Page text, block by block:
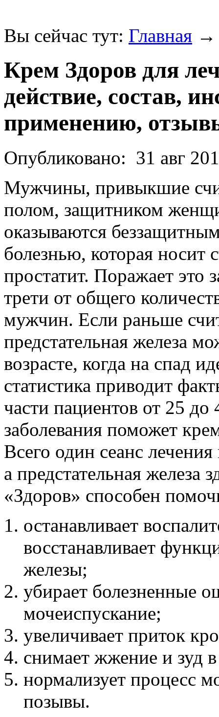
Вы сейчас тут: Главная
Крем Здоров для
действие, состав,
применению,
Опубликовано: 31 авг
Мужчины, привыкшие
полом, защитником
оказываются
болезнью, которая носит
простатит. Поражает это
трети от общего
мужчин. Если раньше
предстательная железа
возрасте, когда на спад
статистика приводит
части пациентов от 25 до
заболевания поможет
Всего один сеанс
а предстательная железа
«Здоров» способен
останавливает
восстанавливает
железы;
убирает болезненные
мочеиспускание;
увеличивает приток
снимает жжение и зуд
нормализует процесс
позывы.